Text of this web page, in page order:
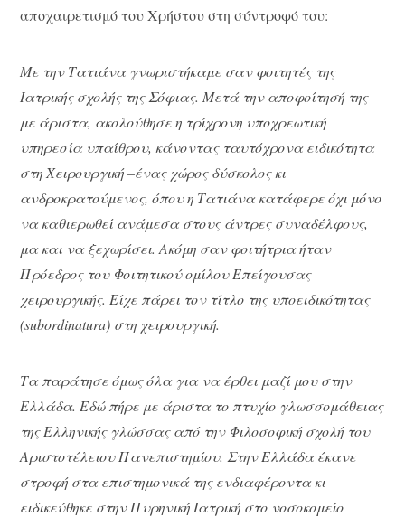
αποχαιρετισμό του Χρήστου στη σύντροφό του:
Με την Τατιάνα γνωριστήκαμε σαν φοιτητές της
Ιατρικής σχολής της Σόφιας. Μετά την αποφοίτησή της
με άριστα, ακολούθησε η τρίχρονη υποχρεωτική
υπηρεσία υπαίθρου, κάνοντας ταυτόχρονα ειδικότητα
στη Χειρουργική –ένας χώρος δύσκολος κι
ανδροκρατούμενος, όπου η Τατιάνα κατάφερε όχι μόνο
να καθιερωθεί ανάμεσα στους άντρες συναδέλφους,
μα και να ξεχωρίσει. Ακόμη σαν φοιτήτρια ήταν
Πρόεδρος του Φοιτητικού ομίλου Επείγουσας
χειρουργικής. Είχε πάρει τον τίτλο της υποειδικότητας
(subordinatura) στη χειρουργική.
Τα παράτησε όμως όλα για να έρθει μαζί μου στην
Ελλάδα. Εδώ πήρε με άριστα το πτυχίο γλωσσομάθειας
της Ελληνικής γλώσσας από την Φιλοσοφική σχολή του
Αριστοτέλειου Πανεπιστημίου. Στην Ελλάδα έκανε
στροφή στα επιστημονικά της ενδιαφέροντα κι
ειδικεύθηκε στην Πυρηνική Ιατρική στο νοσοκομείο